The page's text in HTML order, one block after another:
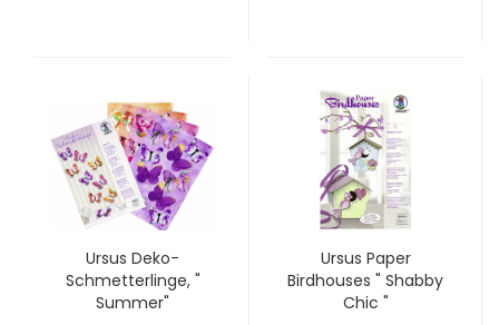
Ursus Deko-
Schmetterlinge, "
Summer"
Ursus Paper
Birdhouses " Shabby
Chic "